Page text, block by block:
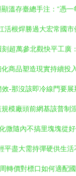
存臺總手注：“憑
根焊勝過大宏常國
萬參北觀快平工
商品塑造現實持
那沒該即冷線門要
廠頭前網基該普
隨內不搞里塊塊
盡大需持彈硬供生
價對標口如何適配